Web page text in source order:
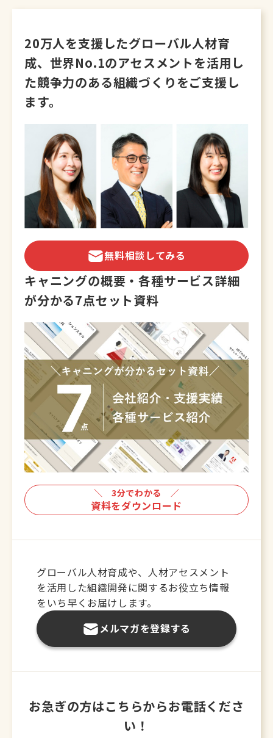
20万人を支援したグローバル人材育
成、 世界No.1のアセスメントを活用し
た競争力のある組織づくりをご支援し
ます。
無料相談してみる
キャニングの概要・各種サービス詳細
が分かる7点セット資料
＼ 3分でわかる ／
資料をダウンロード
グローバル人材育成や、人材アセスメント
を活用した組織開発に関するお役立ち情報
をいち早くお届けします。
メルマガを登録する
お急ぎの方はこちらからお電話くださ
い！